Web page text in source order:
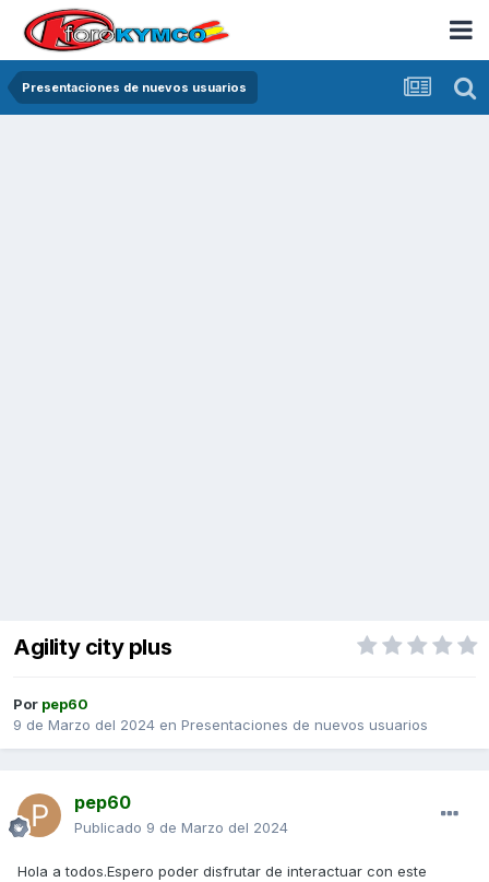
Presentaciones de nuevos usuarios
Agility city plus
Por pep60
9 de Marzo del 2024 en Presentaciones de nuevos usuarios
pep60
Publicado 9 de Marzo del 2024
Hola a todos.Espero poder disfrutar de interactuar con este